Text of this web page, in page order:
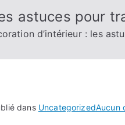
astuces pour
d’intérieur : les
dans UncategorizedAucun